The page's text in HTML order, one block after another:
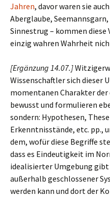
Jahren, davor waren sie
Aberglaube,
Sinnestrug – kommen
einzig wahren Wahrheit
[Ergänzung 14.07.]
Wissenschaftler sich dieser
momentanen Charakter
bewusst und formulieren
sondern: Hypothesen,
Erkenntnisstände, etc. pp.,
dem, wofür diese Begriffe
dass es Eindeutigkeit im
idealisierter Umgebung
außerhalb geschlossener
werden kann und dort der